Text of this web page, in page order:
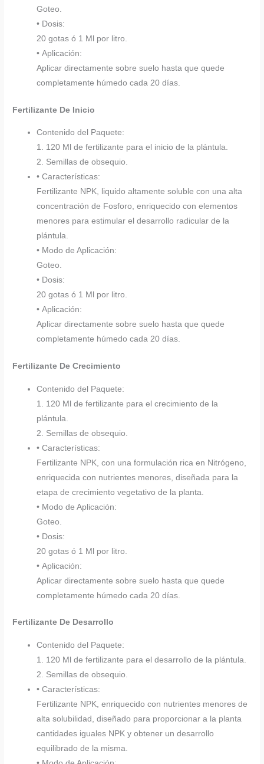
Goteo.
• Dosis:
20 gotas ó 1 Ml por litro.
• Aplicación:
Aplicar directamente sobre suelo hasta que quede
completamente húmedo cada 20 días.
Fertilizante De Inicio
Contenido del Paquete:
1. 120 Ml de fertilizante para el inicio de la plántula.
2. Semillas de obsequio.
• Características:
Fertilizante NPK, liquido altamente soluble con una alta
concentración de Fosforo, enriquecido con elementos
menores para estimular el desarrollo radicular de la
plántula.
• Modo de Aplicación:
Goteo.
• Dosis:
20 gotas ó 1 Ml por litro.
• Aplicación:
Aplicar directamente sobre suelo hasta que quede
completamente húmedo cada 20 días.
Fertilizante De Crecimiento
Contenido del Paquete:
1. 120 Ml de fertilizante para el crecimiento de la
plántula.
2. Semillas de obsequio.
• Características:
Fertilizante NPK, con una formulación rica en Nitrógeno,
enriquecida con nutrientes menores, diseñada para la
etapa de crecimiento vegetativo de la planta.
• Modo de Aplicación:
Goteo.
• Dosis:
20 gotas ó 1 Ml por litro.
• Aplicación:
Aplicar directamente sobre suelo hasta que quede
completamente húmedo cada 20 días.
Fertilizante De Desarrollo
Contenido del Paquete:
1. 120 Ml de fertilizante para el desarrollo de la plántula.
2. Semillas de obsequio.
• Características:
Fertilizante NPK, enriquecido con nutrientes menores de
alta solubilidad, diseñado para proporcionar a la planta
cantidades iguales NPK y obtener un desarrollo
equilibrado de la misma.